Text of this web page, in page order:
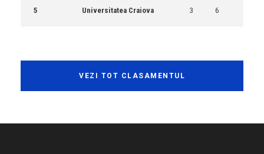
5 Universitatea Craiova 3 6
VEZI TOT CLASAMENTUL